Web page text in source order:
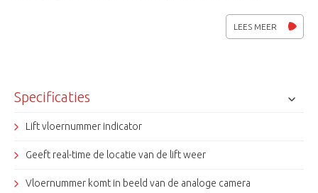
Zo is het makkelijk te achterhalen wanneer en waar er iets
LEES MEER
Specificaties
Lift vloernummer indicator
Geeft real-time de locatie van de lift weer
Vloernummer komt in beeld van de analoge camera